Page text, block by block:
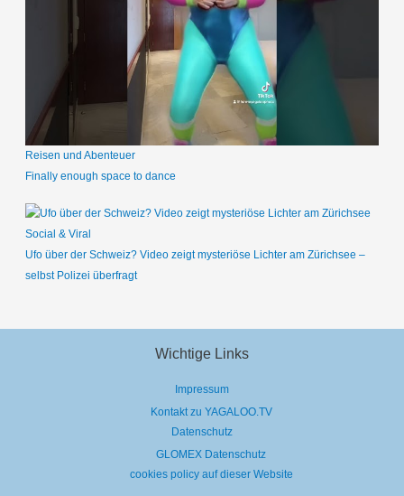
Reisen und Abenteuer
Finally enough space to dance
Social & Viral
Ufo über der Schweiz? Video zeigt mysteriöse Lichter am Zürichsee –
selbst Polizei überfragt
Wichtige Links
Impressum
Kontakt zu YAGALOO.TV
Datenschutz
GLOMEX Datenschutz
cookies policy auf dieser Website